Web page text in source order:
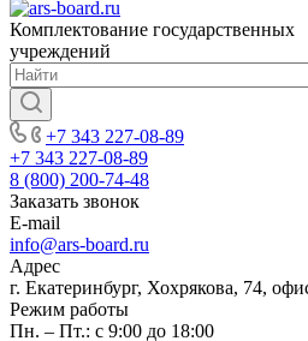
Комплектование государственных
учреждений
+7 343 227-08-89
+7 343 227-08-89
8 (800) 200-74-48
Заказать звонок
E-mail
info@ars-board.ru
Адрес
г. Екатеринбург, Хохрякова, 74,
Режим работы
Пн. – Пт.: с 9:00 до 18:00